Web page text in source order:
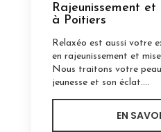
Rajeunissement
à Poitiers
Relaxéo est aussi votre
en rajeunissement et
Nous traitons votre
jeunesse et son éclat....
EN